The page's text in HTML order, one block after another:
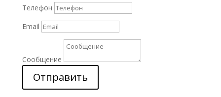
Телефон
Email
Сообщение
Отправить